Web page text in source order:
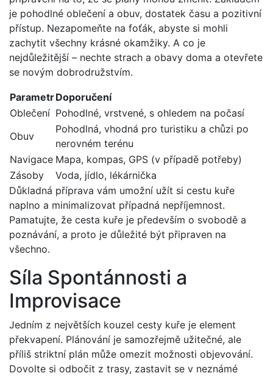
je pohodlné oblečení a obuv, dostatek času a pozitivní
přístup. Nezapomeňte na foťák, abyste si mohli
zachytit všechny krásné okamžiky. A co je
nejdůležitější – nechte strach a obavy doma a otevřete
se novým dobrodružstvím.
ParametrDoporučení
Oblečení Pohodlné, vrstvené, s ohledem na počasí
Obuv
Pohodlná, vhodná pro turistiku a chůzi po
nerovném terénu
Navigace Mapa, kompas, GPS (v případě potřeby)
Zásoby
Voda, jídlo, lékárnička
Důkladná příprava vám umožní užít si cestu kuře
naplno a minimalizovat případná nepříjemnost.
Pamatujte, že cesta kuře je především o svobodě a
poznávání, a proto je důležité být připraven na
všechno.
Síla Spontánnosti a
Improvisace
Jedním z největších kouzel cesty kuře je element
překvapení. Plánování je samozřejmě užitečné, ale
příliš striktní plán může omezit možnosti objevování.
Dovolte si odbočit z trasy, zastavit se v neznámé